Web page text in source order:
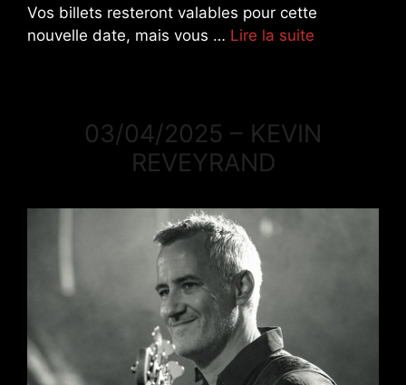
Vos billets resteront valables pour cette
nouvelle date, mais vous … Lire la suite
03/04/2025 – KEVIN
REVEYRAND